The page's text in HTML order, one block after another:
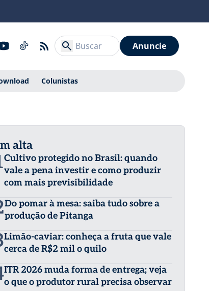
Anuncie
Colunistas
alta
Cultivo protegido no Brasil: quando
vale a pena investir e como produzir
com mais previsibilidade
Do pomar à mesa: saiba tudo sobre a
produção de Pitanga
Limão-caviar: conheça a fruta que vale
cerca de R$2 mil o quilo
ITR 2026 muda forma de entrega; veja
o que o produtor rural precisa observar